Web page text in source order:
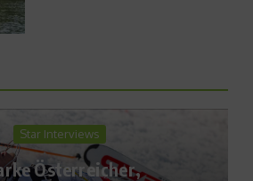
Fit und schlank